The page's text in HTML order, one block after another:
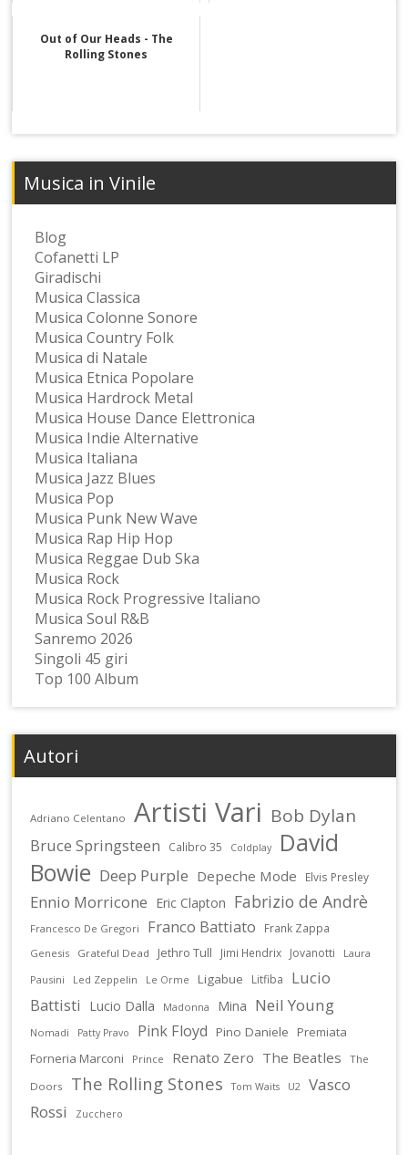
Out of Our Heads - The
Rolling Stones
Musica in Vinile
Blog
Cofanetti LP
Giradischi
Musica Classica
Musica Colonne Sonore
Musica Country Folk
Musica di Natale
Musica Etnica Popolare
Musica Hardrock Metal
Musica House Dance Elettronica
Musica Indie Alternative
Musica Italiana
Musica Jazz Blues
Musica Pop
Musica Punk New Wave
Musica Rap Hip Hop
Musica Reggae Dub Ska
Musica Rock
Musica Rock Progressive Italiano
Musica Soul R&B
Sanremo 2026
Singoli 45 giri
Top 100 Album
Autori
Adriano Celentano Artisti Vari Bob Dylan
Bruce Springsteen Calibro 35 Coldplay
David
Bowie Deep Purple Depeche Mode Elvis Presley
Ennio Morricone Eric Clapton Fabrizio de Andrè
Francesco De Gregori Franco Battiato Frank Zappa
Genesis Grateful Dead Jethro Tull Jimi Hendrix Jovanotti
Laura
Pausini
Led Zeppelin Le Orme Ligabue Litfiba
Lucio
Battisti
Lucio Dalla Madonna Mina Neil Young
Nomadi Patty Pravo Pink Floyd Pino Daniele
Premiata
Forneria Marconi
Prince Renato Zero The Beatles
The
Doors
The Rolling Stones Tom Waits U2
Vasco
Rossi
Zucchero